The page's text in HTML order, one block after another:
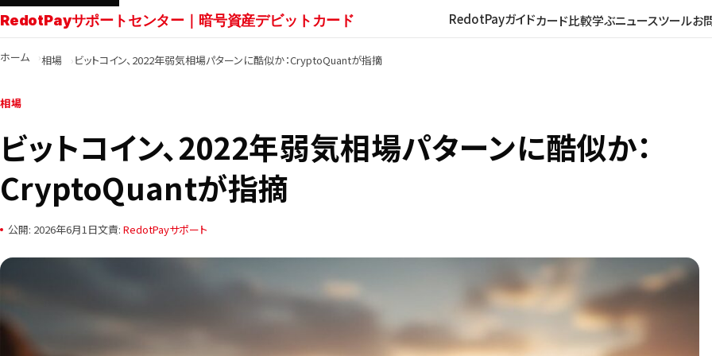
RedotPayサポートセンター｜暗号資産デビットカード RedotPayガイドカード比較学ぶニュースツールお
ホーム
相場 ビットコイン、2022年弱気相場パターンに酷似か：CryptoQuantが指摘
相場
ビットコイン、2022年弱気相場パターンに酷似か：
CryptoQuantが指摘
公開: 2026年6月1日文責: RedotPayサポート